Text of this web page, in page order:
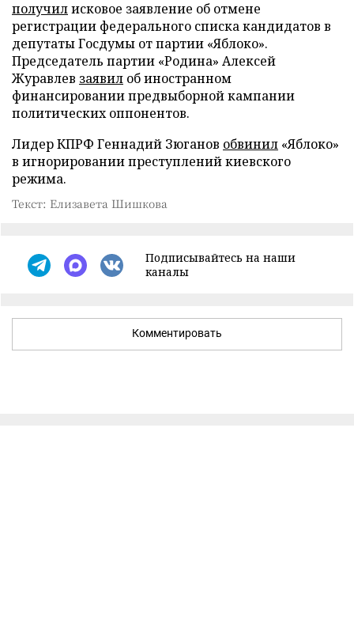
получилисковое заявление об отмене
регистрации федерального списка кандидатов в
депутаты Госдумы от партии «Яблоко».
Председатель партии «Родина» Алексей
Журавлев заявил об иностранном
финансировании предвыборной кампании
политических оппонентов.
Лидер КПРФ Геннадий Зюганов обвинил «Яблоко»
в игнорировании преступлений киевского
режима.
Текст: Елизавета Шишкова
Подписывайтесь на наши
каналы
Комментировать